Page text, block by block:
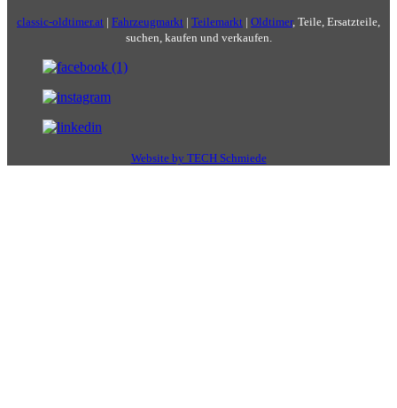
classic-oldtimer.at | Fahrzeugmarkt | Teilemarkt | Oldtimer, Teile, Ersatzteile,
suchen, kaufen und verkaufen.
Website by TECH Schmiede